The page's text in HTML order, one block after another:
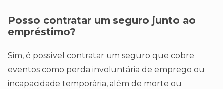
Posso contratar um seguro junto ao
empréstimo?
Sim, é possível contratar um seguro que cobre
eventos como perda involuntária de emprego ou
incapacidade temporária, além de morte ou